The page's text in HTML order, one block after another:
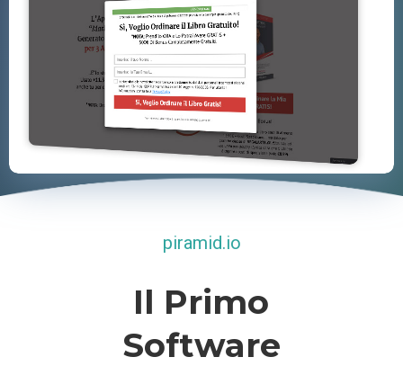
piramid.io
Il Primo
Software